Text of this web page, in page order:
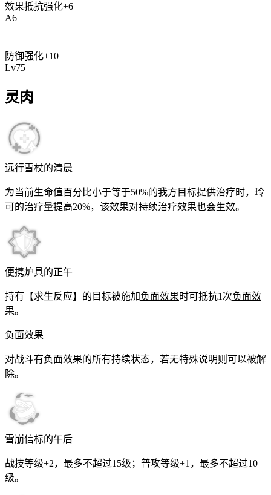
效果抵抗强化+6
A6
防御强化+10
Lv75
灵肉
远行雪杖的清晨
为当前生命值百分比小于等于50%的我方目标提供治疗时，玲
可的治疗量提高20%，该效果对持续治疗效果也会生效。
便携炉具的正午
持有【求生反应】的目标被施加负面效果时可抵抗1 次负面效
果。
负面效果
对战斗有负面效果的所有持续状态，若无特殊说明则可以被解
除。
雪崩信标的午后
战技等级+2，最多不超过15级；普攻等级+1，最多不超过10
级。